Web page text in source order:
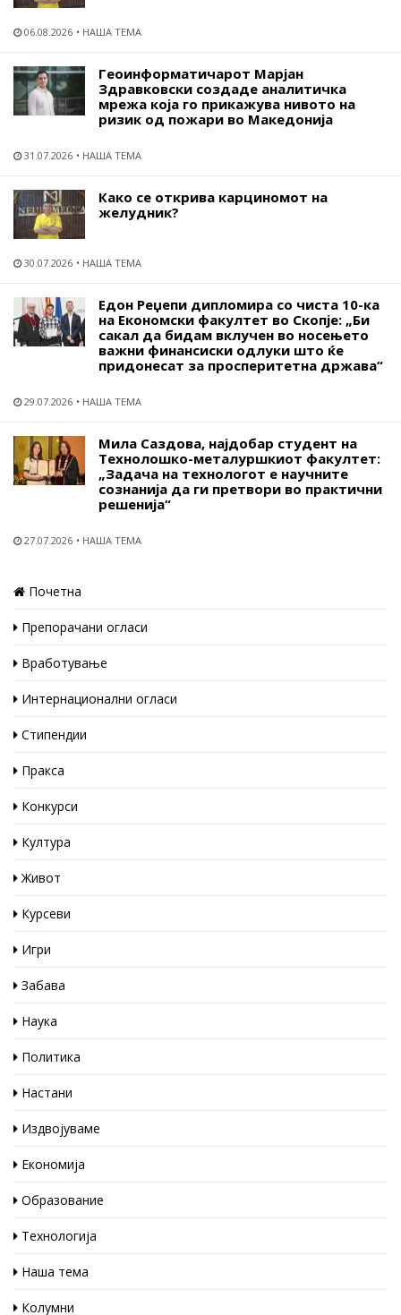
06.08.2026 НАША ТЕМА
Геоинформатичарот Марјан
Здравковски создаде аналитичка
мрежа која го прикажува нивото на
ризик од пожари во Македонија
31.07.2026 НАША ТЕМА
Како се открива карциномот на
желудник?
30.07.2026 НАША ТЕМА
Едон Реџепи дипломира со чиста 10-ка
на Економски факултет во Скопје: „Би
сакал да бидам вклучен во носењето
важни финансиски одлуки што ќе
придонесат за просперитетна држава“
29.07.2026 НАША ТЕМА
Мила Саздова, најдобар студент на
Технолошко-металуршкиот факултет:
„Задача на технологот е научните
сознанија да ги претвори во практични
решенија“
27.07.2026 НАША ТЕМА
Почетна
Препорачани огласи
Вработување
Интернационални огласи
Стипендии
Пракса
Конкурси
Култура
Живот
Курсеви
Игри
Забава
Наука
Политика
Настани
Издвојуваме
Економија
Образование
Технологија
Наша тема
Колумни